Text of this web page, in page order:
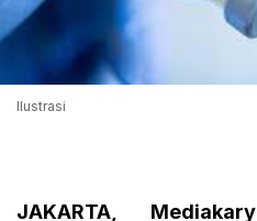
Ilustrasi
JAKARTA,